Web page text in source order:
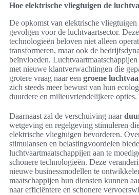
Hoe elektrische vliegtuigen de
De opkomst van elektrische vliegtuigen
gevolgen voor de luchtvaartsector.
technologieën beloven niet alleen
transformeren, maar ook de
beïnvloeden.
met nieuwe klantverwachtingen die
grotere vraag naar een groene
zich steeds meer bewust van hun
duurdere en milieuvriendelijkere opties.
Daarnaast zal de verschuiving naar
wetgeving en regelgeving stimuleren
elektrische vliegtuigen bevorderen.
stimulansen en belastingvoordelen
luchtvaartmaatschappijen aan te
schonere technologieën. Deze
nieuwe businessmodellen te
maatschappijen hun diensten kunnen
naar efficiëntere en schonere